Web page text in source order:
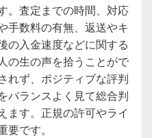
。査定までの時間、対応
手数料の有無、返送やキ
の入金速度などに関する
の生の声を拾うことがで
れず、ポジティブな評判
バランスよく見て総合判
ます。正規の許可やライ
です。